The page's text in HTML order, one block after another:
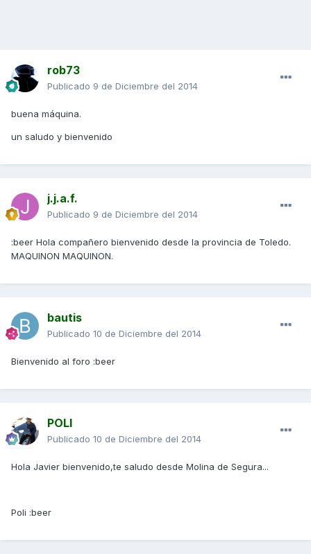
rob73
Publicado 9 de Diciembre del 2014
buena máquina.
un saludo y bienvenido
j.j.a.f.
Publicado 9 de Diciembre del 2014
:beer Hola compañero bienvenido desde la provincia de Toledo.
MAQUINON MAQUINON.
bautis
Publicado 10 de Diciembre del 2014
Bienvenido al foro :beer
POLI
Publicado 10 de Diciembre del 2014
Hola Javier bienvenido,te saludo desde Molina de Segura...
Poli :beer